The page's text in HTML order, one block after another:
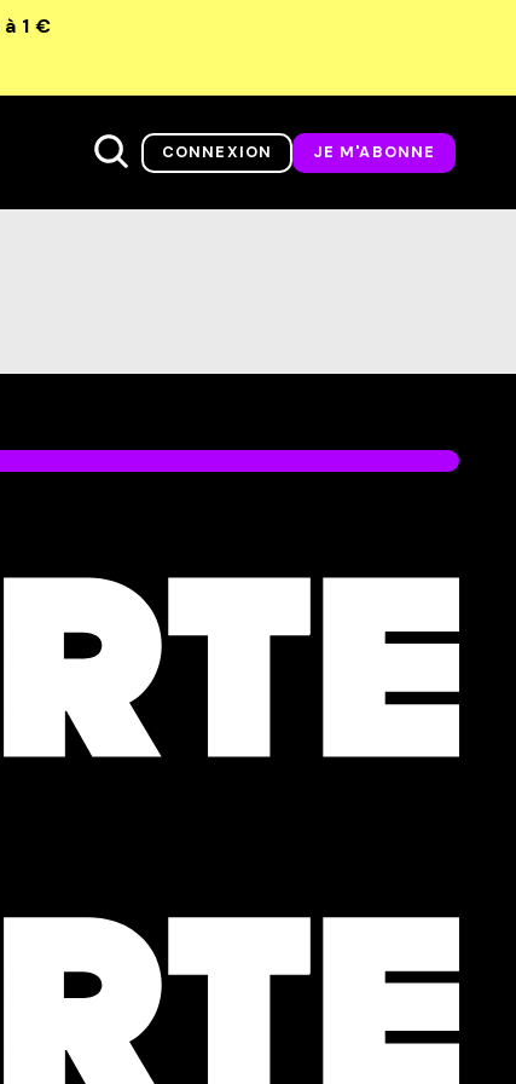
à 1 €
CONNEXION JE M'ABONNE